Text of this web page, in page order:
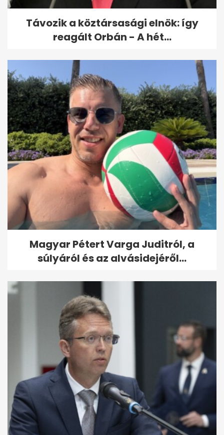
Távozik a köztársasági elnök: így
reagált Orbán - A hét...
Magyar Pétert Varga Juditról, a
súlyáról és az alvásidejéről...